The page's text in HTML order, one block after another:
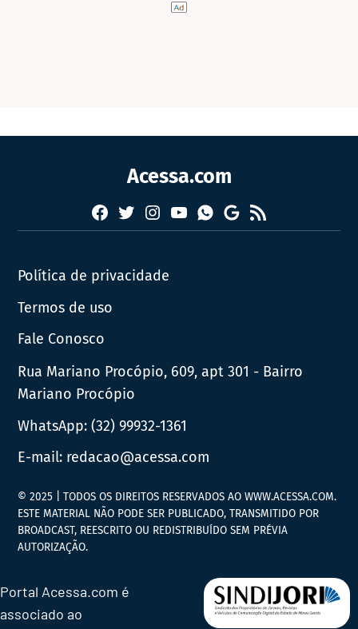
Acessa.com
Facebook
TwitterInstagram
YouTubeWhatsapp
Google
News
RSS
Política de privacidade
Termos de uso
Fale Conosco
Rua Mariano Procópio, 609, apt 301 - Bairro
Mariano Procópio
WhatsApp:(32) 99932-1361
E-mail: redacao@acessa.com
© 2025 | TODOS OS DIREITOS RESERVADOS AO WWW.ACESSA.COM.
ESTE MATERIAL NÃO PODE SER PUBLICADO, TRANSMITIDO POR
BROADCAST, REESCRITO OU REDISTRIBUÍDO SEM PRÉVIA
AUTORIZAÇÃO.
Portal Acessa.com é
associado ao